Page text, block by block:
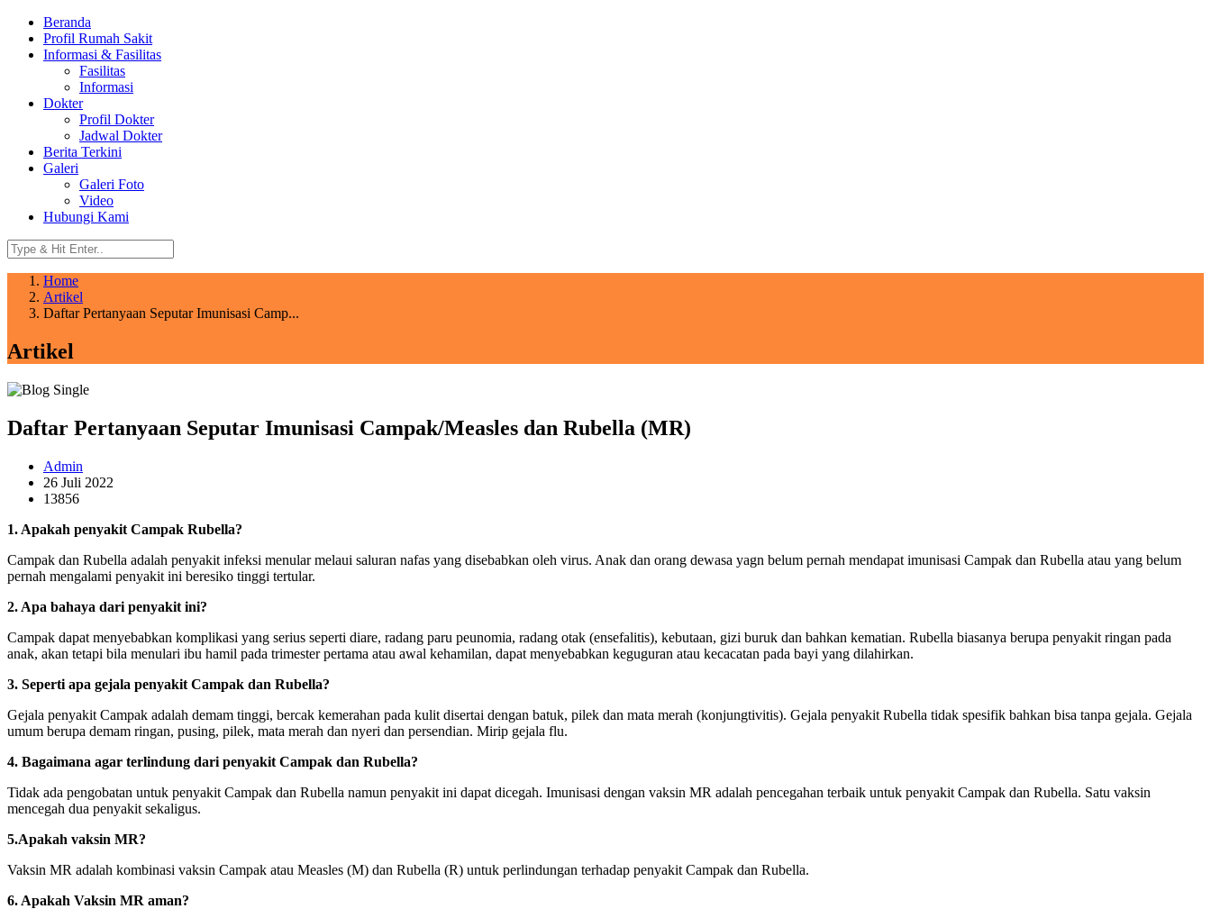
Beranda
Profil Rumah Sakit
Informasi & Fasilitas
Fasilitas
Informasi
Dokter
Profil Dokter
Jadwal Dokter
Berita Terkini
Galeri
Galeri Foto
Video
Hubungi Kami
Home
Artikel
Daftar Pertanyaan Seputar Imunisasi Camp...
Artikel
Daftar Pertanyaan Seputar Imunisasi Campak/Measles dan Rubella (MR)
Admin
26 Juli 2022
13856
1. Apakah penyakit Campak Rubella?
Campak dan Rubella adalah penyakit infeksi menular melaui saluran nafas yang disebabkan oleh virus. Anak dan orang dewasa yagn belum pernah mendapat imunisasi Campak dan Rubella atau yang belum
pernah mengalami penyakit ini beresiko tinggi tertular.
2. Apa bahaya dari penyakit ini?
Campak dapat menyebabkan komplikasi yang serius seperti diare, radang paru peunomia, radang otak (ensefalitis), kebutaan, gizi buruk dan bahkan kematian. Rubella biasanya berupa penyakit ringan pada
anak, akan tetapi bila menulari ibu hamil pada trimester pertama atau awal kehamilan, dapat menyebabkan keguguran atau kecacatan pada bayi yang dilahirkan.
3. Seperti apa gejala penyakit Campak dan Rubella?
Gejala penyakit Campak adalah demam tinggi, bercak kemerahan pada kulit disertai dengan batuk, pilek dan mata merah (konjungtivitis). Gejala penyakit Rubella tidak spesifik bahkan bisa tanpa gejala. Gejala
umum berupa demam ringan, pusing, pilek, mata merah dan nyeri dan persendian. Mirip gejala flu.
4. Bagaimana agar terlindung dari penyakit Campak dan Rubella?
Tidak ada pengobatan untuk penyakit Campak dan Rubella namun penyakit ini dapat dicegah. Imunisasi dengan vaksin MR adalah pencegahan terbaik untuk penyakit Campak dan Rubella. Satu vaksin
mencegah dua penyakit sekaligus.
5.Apakah vaksin MR?
Vaksin MR adalah kombinasi vaksin Campak atau Measles (M) dan Rubella (R) untuk perlindungan terhadap penyakit Campak dan Rubella.
6. Apakah Vaksin MR aman?